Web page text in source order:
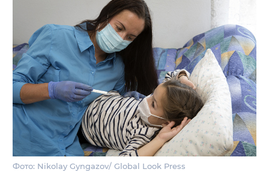
Фото: Nikolay Gyngazov/ Global Look Press